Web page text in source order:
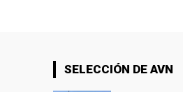
SELECCIÓN DE AVN